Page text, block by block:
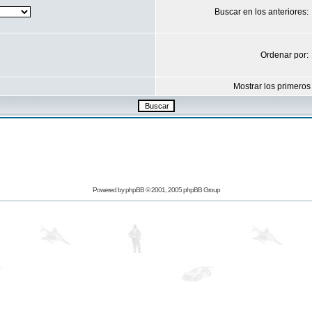
Buscar en los anteriores:
Ordenar por:
Mostrar los primeros
Powered byphpBB© 2001, 2005 phpBB Group